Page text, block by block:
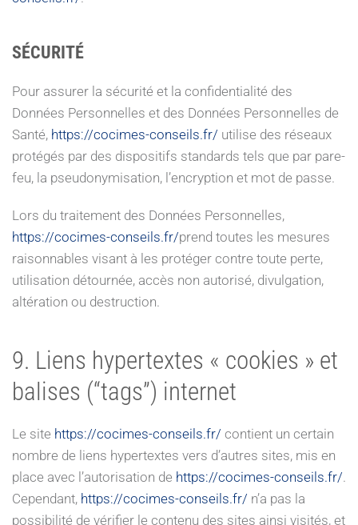
SÉCURITÉ
Pour assurer la sécurité et la confidentialité des
Données Personnelles et des Données Personnelles de
Santé, https://cocimes-conseils.fr/ utilise des réseaux
protégés par des dispositifs standards tels que par pare-
feu, la pseudonymisation, l’encryption et mot de passe.
Lors du traitement des Données Personnelles,
https://cocimes-conseils.fr/prend toutes les mesures
raisonnables visant à les protéger contre toute perte,
utilisation détournée, accès non autorisé, divulgation,
altération ou destruction.
9. Liens hypertextes « cookies » et
balises (“tags”) internet
Le site https://cocimes-conseils.fr/ contient un certain
nombre de liens hypertextes vers d’autres sites, mis en
place avec l’autorisation de https://cocimes-conseils.fr/.
Cependant, https://cocimes-conseils.fr/ n’a pas la
possibilité de vérifier le contenu des sites ainsi visités, et